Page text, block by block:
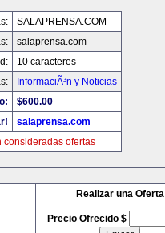
SALAPRENSA.COM
salaprensa.com
10 caracteres
InformaciÃ³n y Noticias
$600.00
salaprensa.com
consideradas ofertas
Realizar una Oferta
Precio Ofrecido $